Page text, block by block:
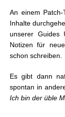
An einem
Inhalte
unserer Guides
Notizen für
schon schreiben.
Es gibt dann
spontan in
Ich bin der üble